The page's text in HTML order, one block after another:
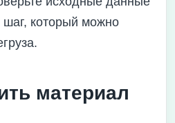
который можно
материал